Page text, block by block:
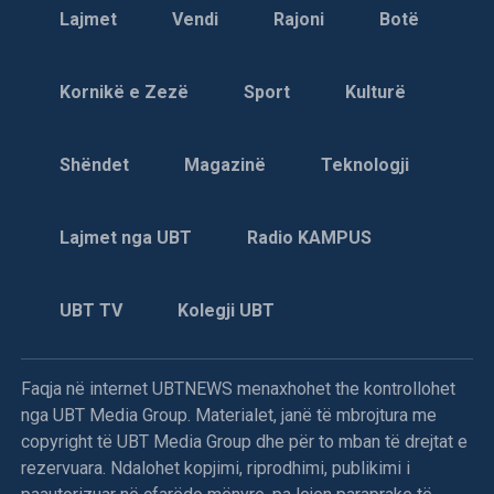
korrik, kur dasmorët e Musa J.Beranit, në udhëkryqin e
Komoranit u mbajtën më shumë se një orë e gjysmë.
Ditë më parë, policia për herë të pestë ishin në shtëpinë e
njejtit policë, patën kërkuar edhe djalin e saj, Fadilin (21).
Skënderajt, me pretekst të kërkimit të armëve, policia
8 gusht 1998
Në Vraniq të Dushkajës forcat serbe vranë dy
shqiptarë
Lajmet Vendi Rajoni Botë
Kornikë e Zezë Sport Kulturë
Shëndet Magazinë Teknologji
Lajmet nga UBT Radio KAMPUS
UBT TV Kolegji UBT
Faqja në internet UBTNEWS menaxhohet the kontrollohet
nga UBT Media Group. Materialet, janë të mbrojtura me
copyright të UBT Media Group dhe për to mban të drejtat e
rezervuara. Ndalohet kopjimi, riprodhimi, publikimi i